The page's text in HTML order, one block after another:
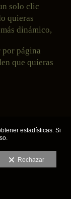
solo clic
quieras
dinámico,
por página
que quieras
estadísticas. Si
Rechazar